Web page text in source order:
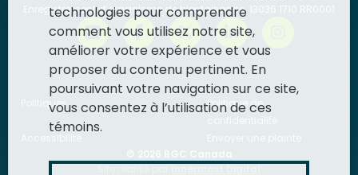
Enregistrement d’organisme de bienfaisance: 13036 1710 RR0001
Politiques
Politique de
technologies pour comprendre
comment vous utilisez notre site,
améliorer votre expérience et vous
proposer du contenu pertinent. En
poursuivant votre navigation sur ce site,
vous consentez à l’utilisation de ces
témoins.